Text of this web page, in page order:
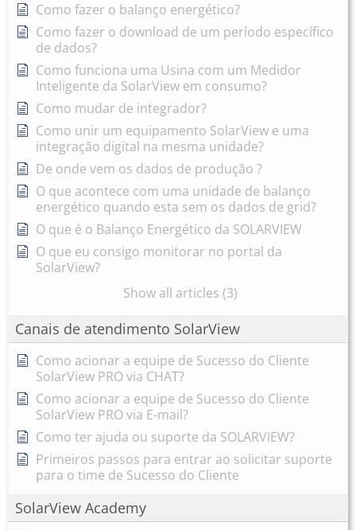
Como fazer o balanço energético?
Como fazer o download de um período específico
de dados?
Como funciona uma Usina com um Medidor
Inteligente da SolarView em consumo?
Como mudar de integrador?
Como unir um equipamento SolarView e uma
integração digital na mesma unidade?
De onde vem os dados de produção ?
O que acontece com uma unidade de balanço
energético quando esta sem os dados de grid?
O que é o Balanço Energético da SOLARVIEW
O que eu consigo monitorar no portal da
SolarView?
Show all articles (3)
Canais de atendimento SolarView
Como acionar a equipe de Sucesso do Cliente
SolarView PRO via CHAT?
Como acionar a equipe de Sucesso do Cliente
SolarView PRO via E-mail?
Como ter ajuda ou suporte da SOLARVIEW?
Primeiros passos para entrar ao solicitar suporte
para o time de Sucesso do Cliente
SolarView Academy